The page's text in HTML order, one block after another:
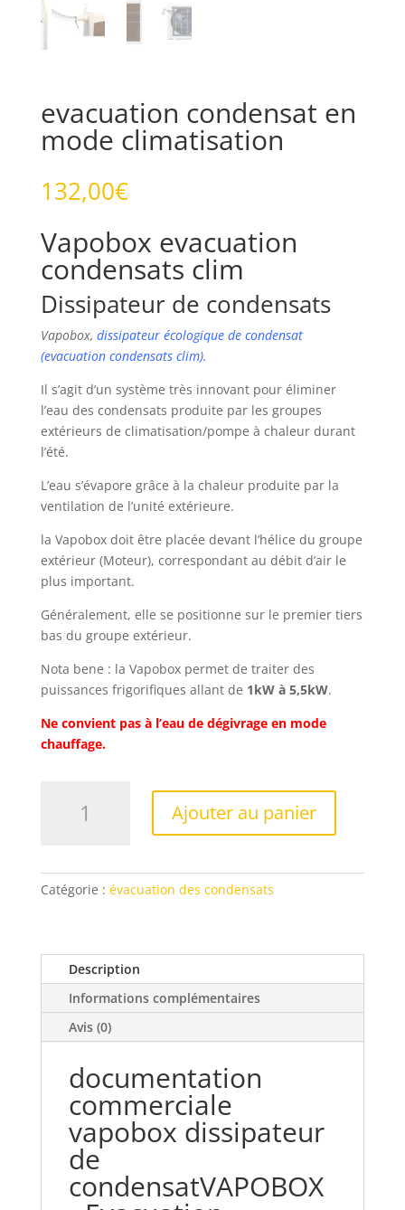
evacuation condensat en
mode climatisation
132,00€
Vapobox evacuation
condensats clim
Dissipateur de condensats
Vapobox, dissipateur écologique de condensat
(evacuation condensats clim).
Il s’agit d’un système très innovant pour éliminer
l’eau des condensats produite par les groupes
extérieurs de climatisation/pompe à chaleur durant
l’été.
L’eau s’évapore grâce à la chaleur produite par la
ventilation de l’unité extérieure.
la Vapobox doit être placée devant l’hélice du groupe
extérieur (Moteur), correspondant au débit d’air le
plus important.
Généralement, elle se positionne sur le premier tiers
bas du groupe extérieur.
Nota bene : la Vapobox permet de traiter des
puissances frigorifiques allant de 1kW à 5,5kW.
Ne convient pas à l’eau de dégivrage en mode
chauffage.
en
mode
Ajouter au panier
Catégorie : évacuation des condensats
Description
Informations complémentaires
Avis (0)
documentation
commerciale
vapobox dissipateur
de
condensatVAPOBOX